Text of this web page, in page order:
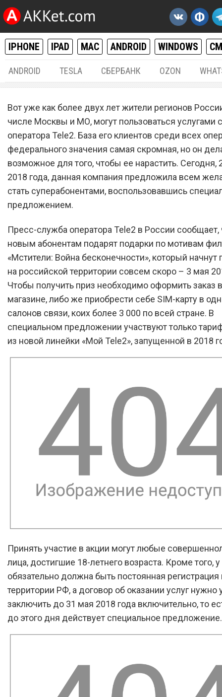
IPHONE IPAD MAC ANDROID WINDOWS
ANDROID TESLA СБЕРБАНК OZON
Сотовый оператор Tele2
предложил стать
суперабонентом
Вот уже как более двух лет жители регионов
числе Москвы и МО, могут пользоваться услугами
оператора Tele2. База его клиентов среди всех
федерального значения самая скромная, но он
возможное для того, чтобы ее нарастить. Сегодня,
2018 года, данная компания предложила всем
стать суперабонентами, воспользовавшись
предложением.
Пресс-служба оператора Tele2 в России сообщает,
новым абонентам подарят подарки по мотивам
«Мстители: Война бесконечности», который начнут
на российской территории совсем скоро – 3 мая
Чтобы получить приз необходимо оформить заказ
магазине, либо же приобрести себе SIM-карту в
салонов связи, коих более 3 000 по всей стране. В
специальном предложении участвуют только
из новой линейки «Мой Tele2», запущенной в 2018
Принять участие в акции могут любые
лица, достигшие 18-летнего возраста. Кроме того, у
обязательно должна быть постоянная регистрация
территории РФ, а договор об оказании услуг нужно
заключить до 31 мая 2018 года включительно, то
до этого дня действует специальное предложение.